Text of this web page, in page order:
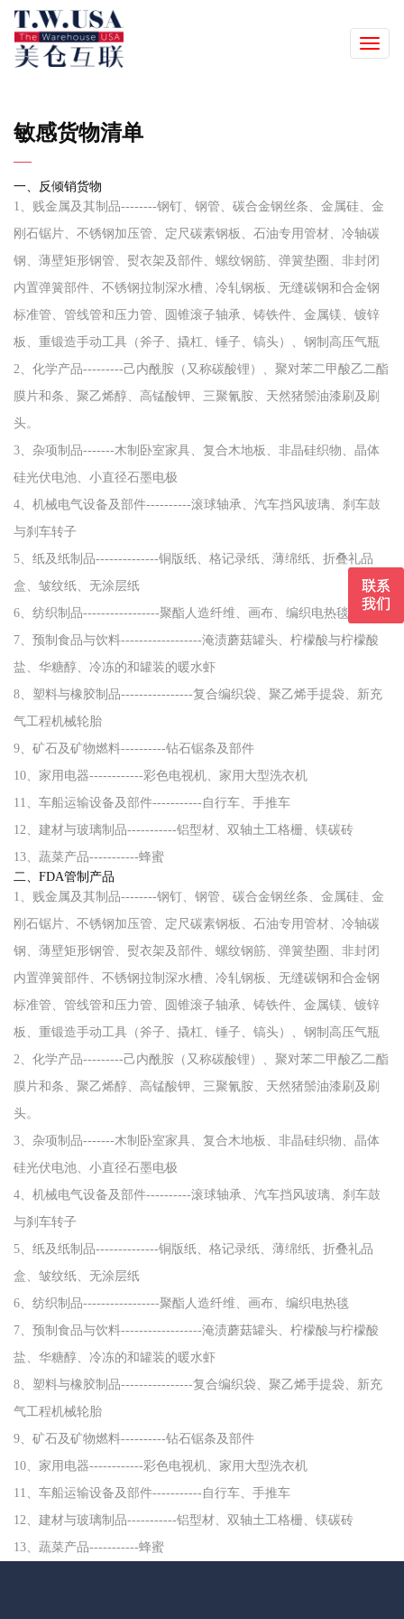
Toggle
敏感货物清单
一、反倾销货物
1、贱金属及其制品--------钢钉、钢管、碳合金钢丝条、金属硅、金
刚石锯片、不锈钢加压管、定尺碳素钢板、石油专用管材、冷轴碳
钢、薄壁矩形钢管、熨衣架及部件、螺纹钢筋、弹簧垫圈、非封闭
内置弹簧部件、不锈钢拉制深水槽、冷轧钢板、无缝碳钢和合金钢
标准管、管线管和压力管、圆锥滚子轴承、铸铁件、金属镁、镀锌
板、重锻造手动工具（斧子、撬杠、锤子、镐头）、钢制高压气瓶
2、化学产品---------己内酰胺（又称碳酸锂）、聚对苯二甲酸乙二酯
膜片和条、聚乙烯醇、高锰酸钾、三聚氰胺、天然猪鬃油漆刷及刷
头。
3、杂项制品-------木制卧室家具、复合木地板、非晶硅织物、晶体
硅光伏电池、小直径石墨电极
4、机械电气设备及部件----------滚球轴承、汽车挡风玻璃、刹车鼓
与刹车转子
5、纸及纸制品--------------铜版纸、格记录纸、薄绵纸、折叠礼品
盒、皱纹纸、无涂层纸
6、纺织制品-----------------聚酯人造纤维、画布、编织电热毯
7、预制食品与饮料------------------淹渍蘑菇罐头、柠檬酸与柠檬酸
盐、华糖醇、冷冻的和罐装的暖水虾
8、塑料与橡胶制品----------------复合编织袋、聚乙烯手提袋、新充
气工程机械轮胎
9、矿石及矿物燃料----------钻石锯条及部件
10、家用电器------------彩色电视机、家用大型洗衣机
11、车船运输设备及部件-----------自行车、手推车
12、建材与玻璃制品-----------铝型材、双轴土工格栅、镁碳砖
13、蔬菜产品-----------蜂蜜
二、FDA管制产品
1、贱金属及其制品--------钢钉、钢管、碳合金钢丝条、金属硅、金
刚石锯片、不锈钢加压管、定尺碳素钢板、石油专用管材、冷轴碳
钢、薄壁矩形钢管、熨衣架及部件、螺纹钢筋、弹簧垫圈、非封闭
内置弹簧部件、不锈钢拉制深水槽、冷轧钢板、无缝碳钢和合金钢
标准管、管线管和压力管、圆锥滚子轴承、铸铁件、金属镁、镀锌
板、重锻造手动工具（斧子、撬杠、锤子、镐头）、钢制高压气瓶
2、化学产品---------己内酰胺（又称碳酸锂）、聚对苯二甲酸乙二酯
膜片和条、聚乙烯醇、高锰酸钾、三聚氰胺、天然猪鬃油漆刷及刷
头。
3、杂项制品-------木制卧室家具、复合木地板、非晶硅织物、晶体
硅光伏电池、小直径石墨电极
4、机械电气设备及部件----------滚球轴承、汽车挡风玻璃、刹车鼓
与刹车转子
5、纸及纸制品--------------铜版纸、格记录纸、薄绵纸、折叠礼品
盒、皱纹纸、无涂层纸
6、纺织制品-----------------聚酯人造纤维、画布、编织电热毯
7、预制食品与饮料------------------淹渍蘑菇罐头、柠檬酸与柠檬酸
盐、华糖醇、冷冻的和罐装的暖水虾
8、塑料与橡胶制品----------------复合编织袋、聚乙烯手提袋、新充
气工程机械轮胎
9、矿石及矿物燃料----------钻石锯条及部件
10、家用电器------------彩色电视机、家用大型洗衣机
11、车船运输设备及部件-----------自行车、手推车
12、建材与玻璃制品-----------铝型材、双轴土工格栅、镁碳砖
13、蔬菜产品-----------蜂蜜